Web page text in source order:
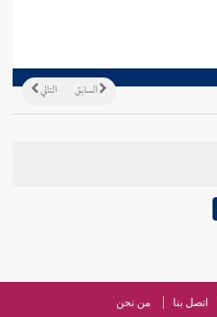
التالي السابق
اتصل بنا من نحن